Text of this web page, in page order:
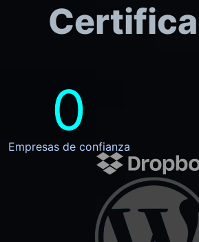
0
Empresas de confianza